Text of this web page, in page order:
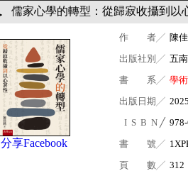
儒家心學的轉型：從歸寂收攝到以
分享Facebook
作 者╱ 陳
出版社別╱ 五南
書 系╱ 學
出版日期╱
I S B N ╱
書 號╱
頁 數╱ 312